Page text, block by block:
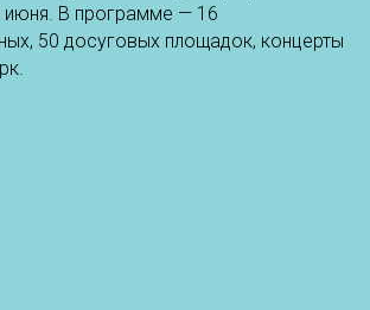
июня. В программе — 16
50 досуговых площадок, концерты